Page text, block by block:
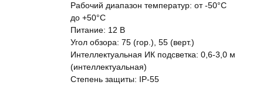
Рабочий диапазон температур: от -50°C
до +50°C
Питание: 12 В
Угол обзора: 75 (гор.), 55 (верт.)
Интеллектуальная ИК подсветка: 0,6-3,0 м
(интеллектуальная)
Степень защиты: IP-55